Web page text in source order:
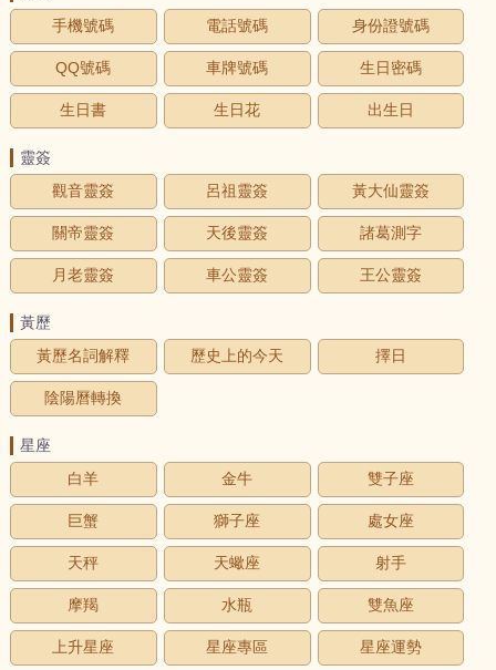
手機號碼
電話號碼 身份證號碼
QQ號碼 車牌號碼 生日密碼
生日書 生日花 出生日
靈簽
觀音靈簽
呂祖靈簽 黃大仙靈簽
關帝靈簽 天後靈簽 諸葛測字
月老靈簽 車公靈簽 王公靈簽
黃歷
黃歷名詞解釋
歷史上的今天 擇日
陰陽曆轉換
星座
白羊
金牛 雙子座
巨蟹 獅子座 處女座
天秤 天蠍座 射手
摩羯 水瓶 雙魚座
上升星座 星座專區 星座運勢